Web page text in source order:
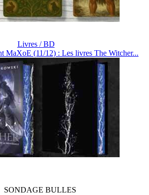
Livres / BD
MaXoE (11/12) : Les livres The Witcher...
SONDAGE BULLES